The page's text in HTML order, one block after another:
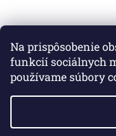
Na prispôsobenie
funkcií sociálnych
používame súbory
p
Copyright 2026